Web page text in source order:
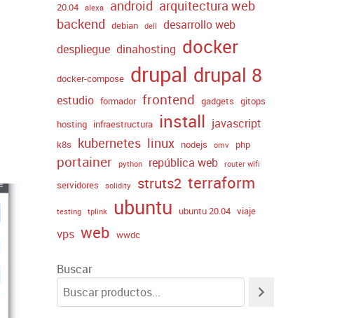
20.04 alexa android arquitectura web
backend debian dell
desarrollo web
despliegue dinahosting docker
docker-compose drupal drupal 8
estudio formador frontend gadgets gitops
hosting infraestructura install javascript
k8s kubernetes linux nodejs omv php
portainer python república web router wifi
servidores solidity struts2 terraform
testing tplink ubuntu ubuntu 20.04 viaje
vps web wwdc
Buscar